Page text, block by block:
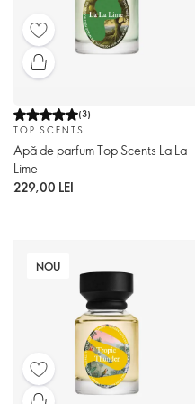
(3)
TOP SCENTS
Apă de parfum Top Scents La La
Lime
229,00 LEI
NOU